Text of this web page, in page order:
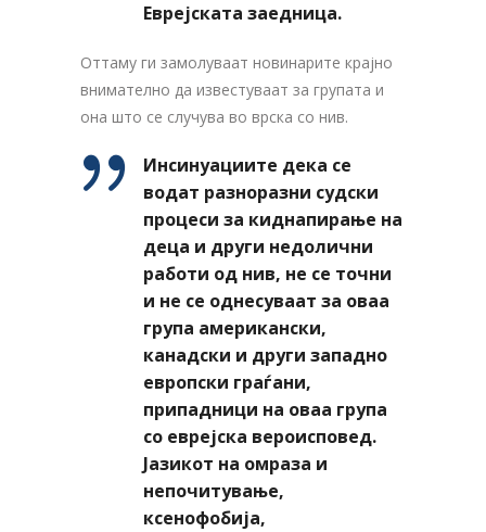
Еврејската заедница.
Оттаму ги замолуваат новинарите крајно
внимателно да известуваат за групата и
она што се случува во врска со нив.
Инсинуациите дека се
водат разноразни судски
процеси за киднапирање на
деца и други недолични
работи од нив, не се точни
и не се однесуваат за оваа
група американски,
канадски и други западно
европски граѓани,
припадници на оваа група
со еврејска вероисповед.
Јазикот на омраза и
непочитување,
ксенофобија,